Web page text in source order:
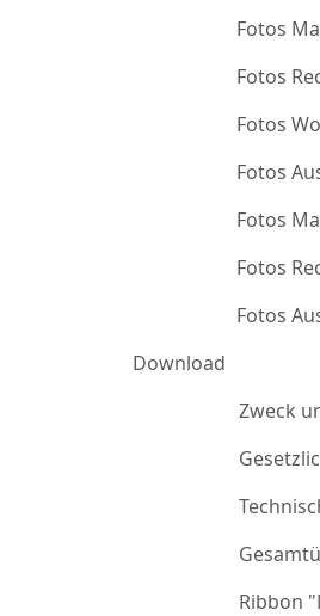
Fotos
Fotos
Fotos
Fotos
Fotos
Fotos
Fotos
Download
Zweck
Ribbon